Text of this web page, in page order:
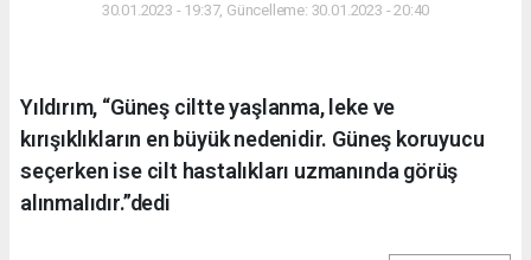
30.01.2023 - 19:37, Güncelleme: 30.01.2023 - 20:40
Yıldırım, “Güneş ciltte yaşlanma, leke ve
kırışıklıkların en büyük nedenidir. Güneş koruyucu
seçerken ise cilt hastalıkları uzmanında görüş
alınmalıdır.”dedi